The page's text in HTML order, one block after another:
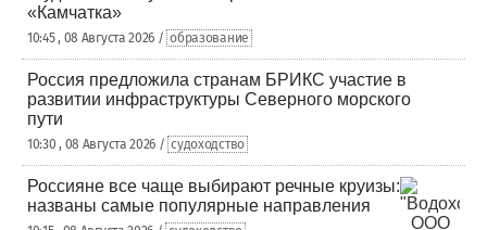
«Камчатка»
10:45 , 08 Августа 2026 / образование
Россия предложила странам БРИКС участие в
развитии инфраструктуры Северного морского
пути
10:30 , 08 Августа 2026 / судоходство
Россияне все чаще выбирают речные круизы:
названы самые популярные направления